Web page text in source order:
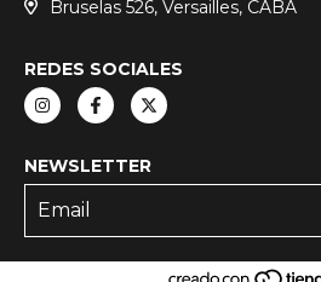
Bruselas 526, Versailles, CABA
REDES SOCIALES
NEWSLETTER